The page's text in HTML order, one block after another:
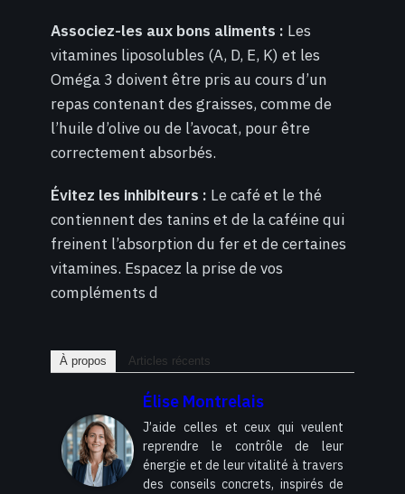
Associez-les aux bons aliments : Les
vitamines liposolubles (A, D, E, K) et les
Oméga 3 doivent être pris au cours d’un
repas contenant des graisses, comme de
l’huile d’olive ou de l’avocat, pour être
correctement absorbés.
Évitez les inhibiteurs : Le café et le thé
contiennent des tanins et de la caféine qui
freinent l’absorption du fer et de certaines
vitamines. Espacez la prise de vos
compléments d
À propos Articles récents
Élise Montrelais
J’aide celles et ceux qui veulent
reprendre le contrôle de leur
énergie et de leur vitalité à travers
des conseils concrets, inspirés de